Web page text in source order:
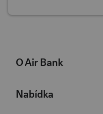
O Air Bank
O nás
Nabídka